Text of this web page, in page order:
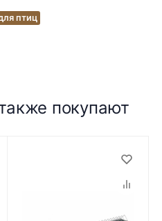
птиц
покупают